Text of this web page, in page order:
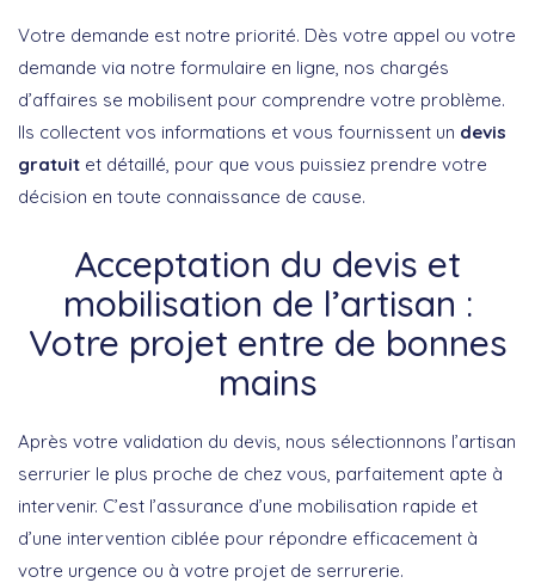
Votre demande est notre priorité. Dès votre appel ou votre
demande via notre formulaire en ligne, nos chargés
d’affaires se mobilisent pour comprendre votre problème.
Ils collectent vos informations et vous fournissent un devis
gratuit et détaillé, pour que vous puissiez prendre votre
décision en toute connaissance de cause.
Acceptation du devis et
mobilisation de l’artisan :
Votre projet entre de bonnes
mains
Après votre validation du devis, nous sélectionnons l’artisan
serrurier le plus proche de chez vous, parfaitement apte à
intervenir. C’est l’assurance d’une mobilisation rapide et
d’une intervention ciblée pour répondre efficacement à
votre urgence ou à votre projet de serrurerie.